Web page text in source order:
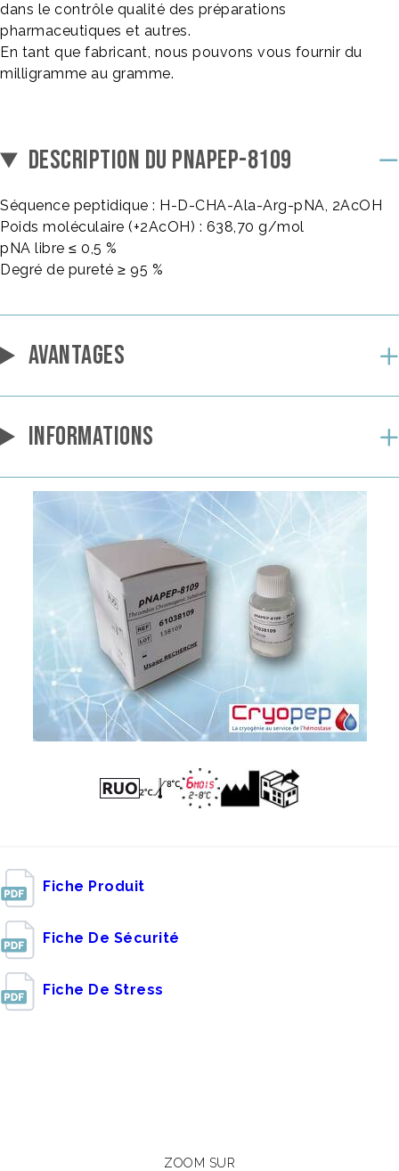
dans le contrôle qualité des préparations
pharmaceutiques et autres.
En tant que fabricant, nous pouvons vous fournir du
milligramme au gramme.
DESCRIPTION DU PNAPEP-8109
Séquence peptidique : H-D-CHA-Ala-Arg-pNA, 2AcOH
Poids moléculaire (+2AcOH) : 638,70 g/mol
pNA libre ≤ 0,5 %
Degré de pureté ≥ 95 %
AVANTAGES
INFORMATIONS
Fiche Produit
Fiche De Sécurité
Fiche De Stress
ZOOM SUR